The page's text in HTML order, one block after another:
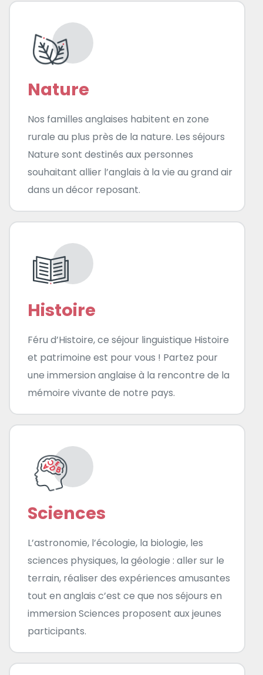
Nature
Nos familles anglaises habitent en zone
rurale au plus près de la nature. Les séjours
Nature sont destinés aux personnes
souhaitant allier l’anglais à la vie au grand air
dans un décor reposant.
Histoire
Féru d’Histoire, ce séjour linguistique Histoire
et patrimoine est pour vous ! Partez pour
une immersion anglaise à la rencontre de la
mémoire vivante de notre pays.
Sciences
L’astronomie, l’écologie, la biologie, les
sciences physiques, la géologie : aller sur le
terrain, réaliser des expériences amusantes
tout en anglais c’est ce que nos séjours en
immersion Sciences proposent aux jeunes
participants.